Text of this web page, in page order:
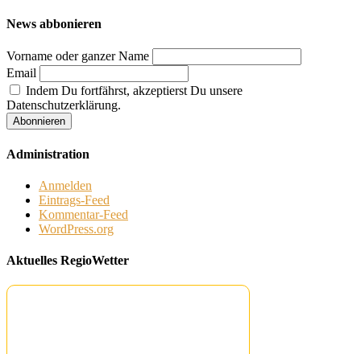
News abbonieren
Vorname oder ganzer Name
Email
Indem Du fortfährst, akzeptierst Du unsere
Datenschutzerklärung.
Administration
Anmelden
Eintrags-Feed
Kommentar-Feed
WordPress.org
Aktuelles RegioWetter